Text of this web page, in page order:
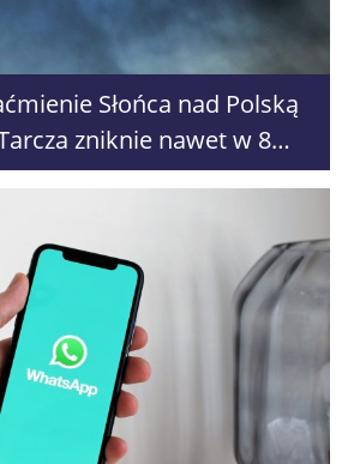
Słońca nad Polską
zniknie nawet w 86